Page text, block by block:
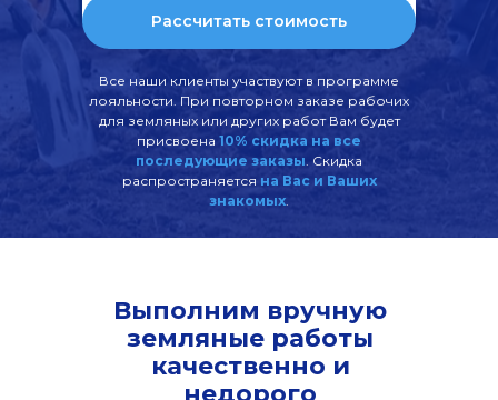
Все наши клиенты участвуют в программе
лояльности. При повторном заказе рабочих
для земляных или других работ Вам будет
присвоена 10% скидка на все
последующие заказы. Скидка
распространяется на Вас и Ваших
знакомых.
Рассчитать стоимость
Выполним вручную
земляные работы
качественно и
недорого